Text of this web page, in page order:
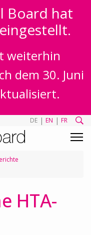
Board hat
weiterhin
dem 30. Juni
DE | EN | FR
HTA-